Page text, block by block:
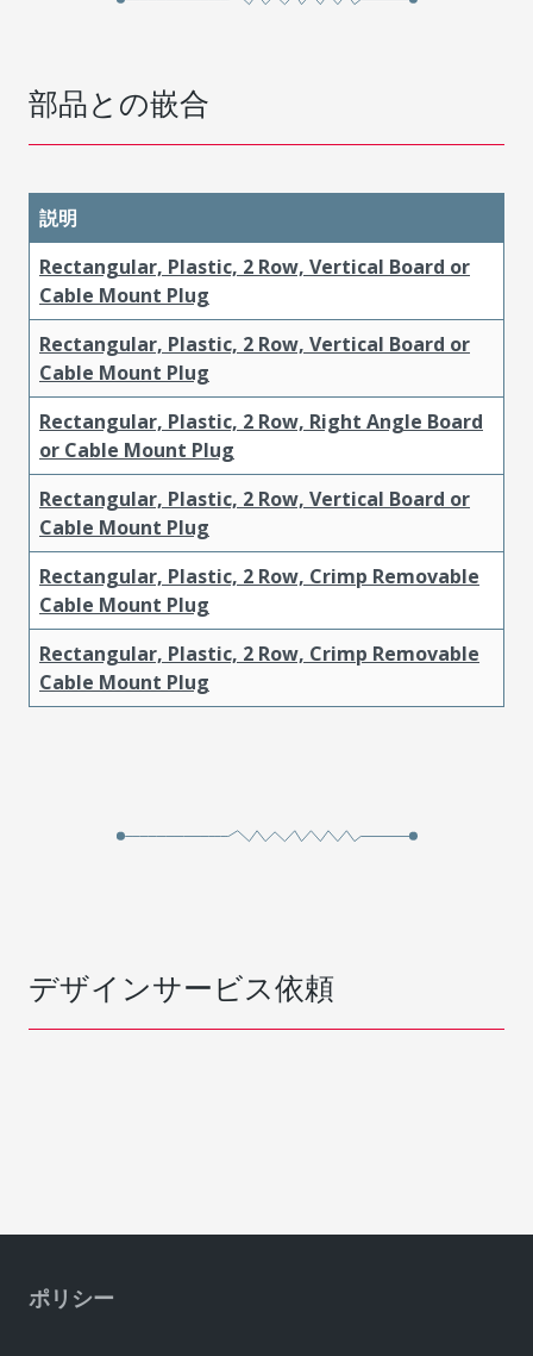
部品との嵌合
説明
Rectangular, Plastic, 2 Row, Vertical Board or
Cable Mount Plug
Rectangular, Plastic, 2 Row, Vertical Board or
Cable Mount Plug
Rectangular, Plastic, 2 Row, Right Angle Board
or Cable Mount Plug
Rectangular, Plastic, 2 Row, Vertical Board or
Cable Mount Plug
Rectangular, Plastic, 2 Row, Crimp Removable
Cable Mount Plug
Rectangular, Plastic, 2 Row, Crimp Removable
Cable Mount Plug
デザインサービス依頼
ポリシー